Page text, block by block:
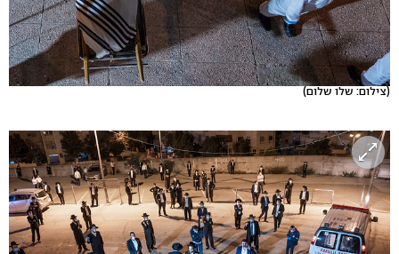
(צילום: שלו שלום)